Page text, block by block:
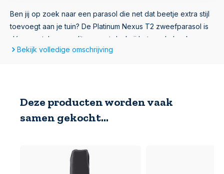
Ben jij op zoek naar een parasol die net dat beetje extra stijl
toevoegt aan je tuin? De Platinum Nexus T2 zweefparasol is
dé eyecatcher van dit moment dankzij het ronde hoeken
design van het doek. Het stevige antracietkleurige frame in
draaibaarheid ben je altijd verzekerd van schaduw, hoe de
zon ook staat. Bestel deze design parasol eenvoudig online.
Bekijk volledige omschrijving
Deze producten worden vaak
samen gekocht...